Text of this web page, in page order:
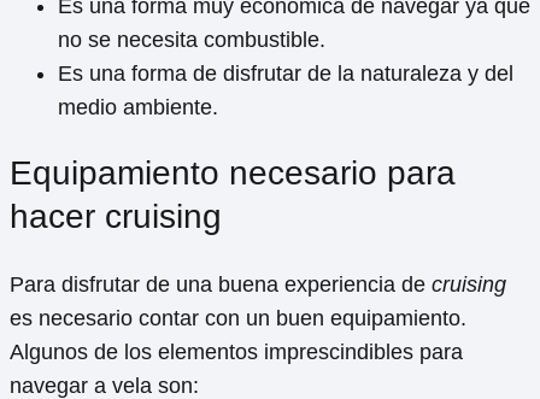
Es una forma muy económica de navegar ya que
no se necesita combustible.
Es una forma de disfrutar de la naturaleza y del
medio ambiente.
Equipamiento necesario para
hacer cruising
Para disfrutar de una buena experiencia de cruising
es necesario contar con un buen equipamiento.
Algunos de los elementos imprescindibles para
navegar a vela son: